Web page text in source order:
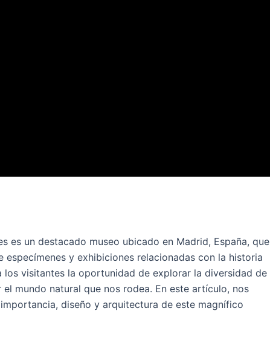
es un destacado museo ubicado en Madrid, España, que
y exhibiciones relacionadas con la historia
los visitantes la oportunidad de explorar la diversidad de
mundo natural que nos rodea. En este artículo, nos
diseño y arquitectura de este magnífico